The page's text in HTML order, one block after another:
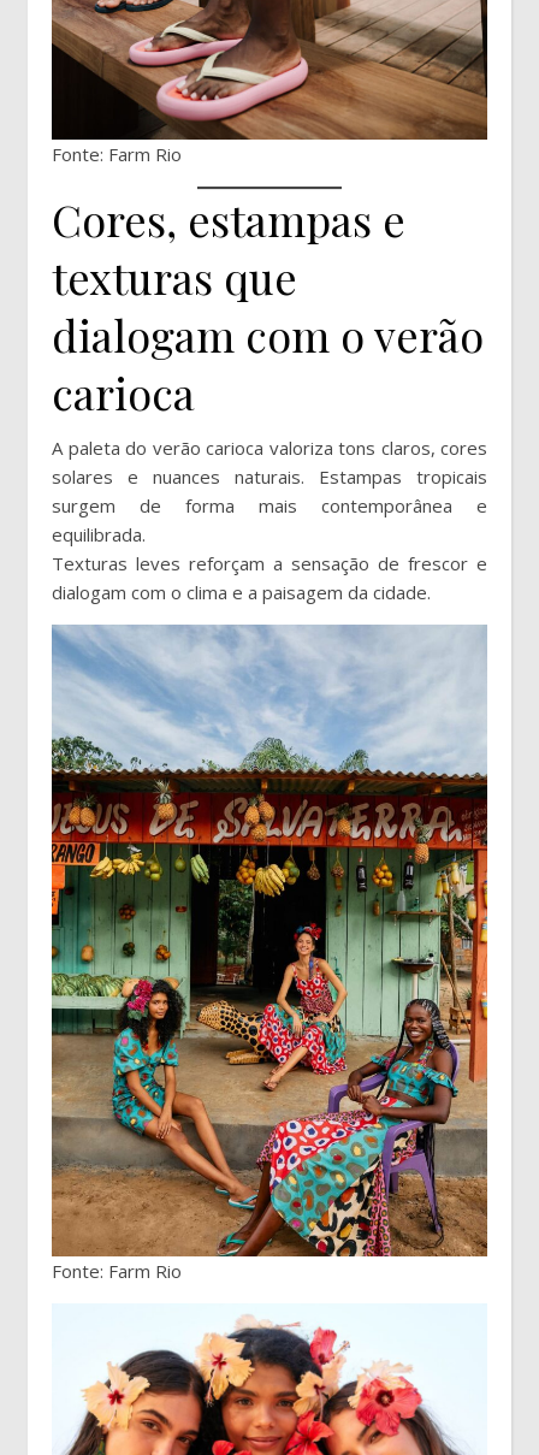
Fonte: Farm Rio
Cores, estampas e
texturas que
dialogam com o verão
carioca
A paleta do verão carioca valoriza tons claros, cores
solares e nuances naturais. Estampas tropicais
surgem de forma mais contemporânea e
equilibrada.
Texturas leves reforçam a sensação de frescor e
dialogam com o clima e a paisagem da cidade.
Fonte: Farm Rio